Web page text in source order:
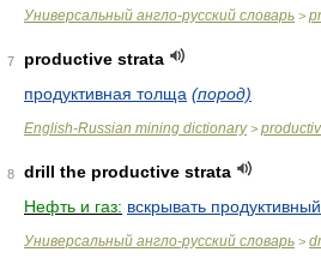
Универсальный англо-русский словарь >
7
productive strata
продуктивная толща (пород)
English-Russian mining dictionary>
8
drill the productive strata
Нефть и газ: вскрывать
Универсальный англо-русский словарь >